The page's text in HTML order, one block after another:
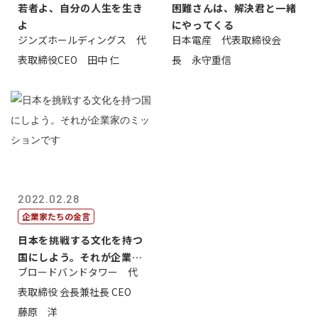
若者よ、自分の人生を生き
よ
ジンズホールディングス 代
表取締役CEO 田中 仁
困難さんは、解決君と一緒
にやってくる
日本電産 代表取締役会
長 永守重信
2022.02.28
企業家たちの金言
日本を挑戦する文化を持つ
国にしよう。それが企業家
のミッション...
ブロードバンドタワー 代
表取締役 会長兼社長 CEO
藤原 洋